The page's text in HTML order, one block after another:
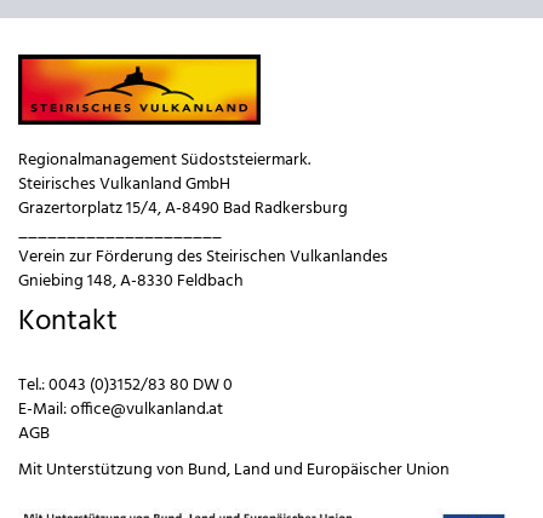
Regionalmanagement Südoststeiermark.
Steirisches Vulkanland GmbH
Grazertorplatz 15/4, A-8490 Bad Radkersburg
_____________________
Verein zur Förderung des Steirischen Vulkanlandes
Gniebing 148, A-8330 Feldbach
Kontakt
Tel.:0043 (0)3152/83 80 DW 0
E-Mail:office@vulkanland.at
AGB
Mit Unterstützung von Bund,Land und Europäischer Union